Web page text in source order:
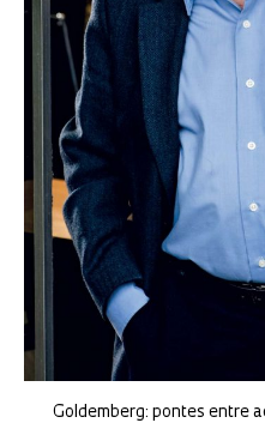
Goldemberg: pontes entre